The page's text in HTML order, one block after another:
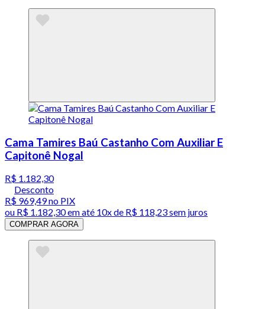
Cama Tamires Baú Castanho Com Auxiliar E
Capitonê Nogal
R$ 1.182,30
Desconto
R$ 969,49no PIX
ou R$ 1.182,30em até 10x de R$ 118,23 sem juros
COMPRAR AGORA